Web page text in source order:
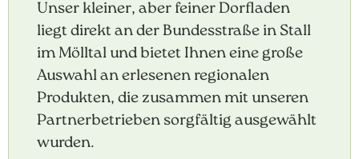
Unser kleiner, aber feiner Dorfladen
liegt direkt an der Bundesstraße in Stall
im Mölltal und bietet Ihnen eine große
Auswahl an erlesenen regionalen
Produkten, die zusammen mit unseren
Partnerbetrieben sorgfältig ausgewählt
wurden.